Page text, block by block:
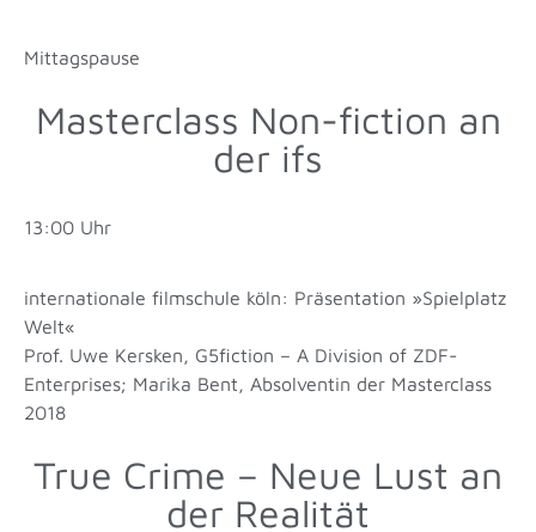
Mittagspause
Masterclass Non-fiction an
der ifs
13:00 Uhr
internationale filmschule köln: Präsentation »Spielplatz
Welt«
Prof. Uwe Kersken, G5fiction – A Division of ZDF-
Enterprises; Marika Bent, Absolventin der Masterclass
2018
True Crime – Neue Lust an
der Realität